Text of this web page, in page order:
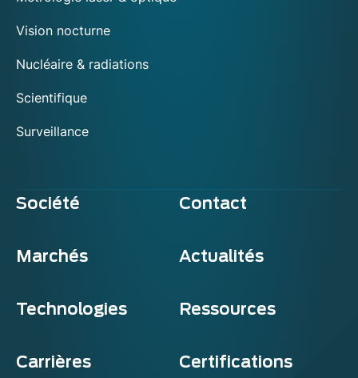
Vision nocturne
Nucléaire & radiations
Scientifique
Surveillance
Société Contact
Marchés Actualités
Technologies Ressources
Carrières Certifications